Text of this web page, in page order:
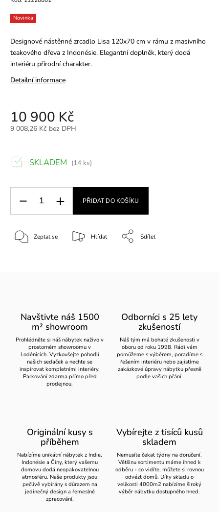
Designové nástěnné zrcadlo Lisa 120x70 cm v rámu z masivního
teakového dřeva z Indonésie. Elegantní doplněk, který dodá
interiéru přírodní charakter.
Detailní informace
Novinka
10 900 Kč
9 008,26 Kč bez DPH
SKLADEM (14 ks)
PŘIDAT DO KOŠÍKU
Zeptat se Hlídat Sdílet
Navštivte náš 1500
m² showroom
Prohlédněte si náš nábytek naživo v
prostorném showroomu v
Loděnicích. Vyzkoušejte pohodlí
našich sedaček a nechte se
inspirovat kompletními interiéry.
Parkování zdarma přímo před
prodejnou.
Odborníci s 25 lety
zkušeností
Náš tým má bohaté zkušenosti v
oboru od roku 1998. Rádi vám
pomůžeme s výběrem, poradíme s
řešením interiéru nebo zajistíme
zakázkové úpravy nábytku přesně
podle vašich přání.
Originální kusy s
příběhem
Nabízíme unikátní nábytek z Indie,
Indonésie a Číny, který vašemu
domovu dodá neopakovatelnou
atmosféru. Naše produkty jsou
pečlivě vybírány s důrazem na
jedinečný design a řemeslné
zpracování.
Vybírejte z tisíců kusů
skladem
Nemusíte čekat týdny na doručení.
Většinu sortimentu máme ihned k
odběru - co vidíte, můžete si rovnou
odvézt domů. Díky skladu o
velikosti 4000m2 nabízíme široký
výběr nábytku dostupného hned.